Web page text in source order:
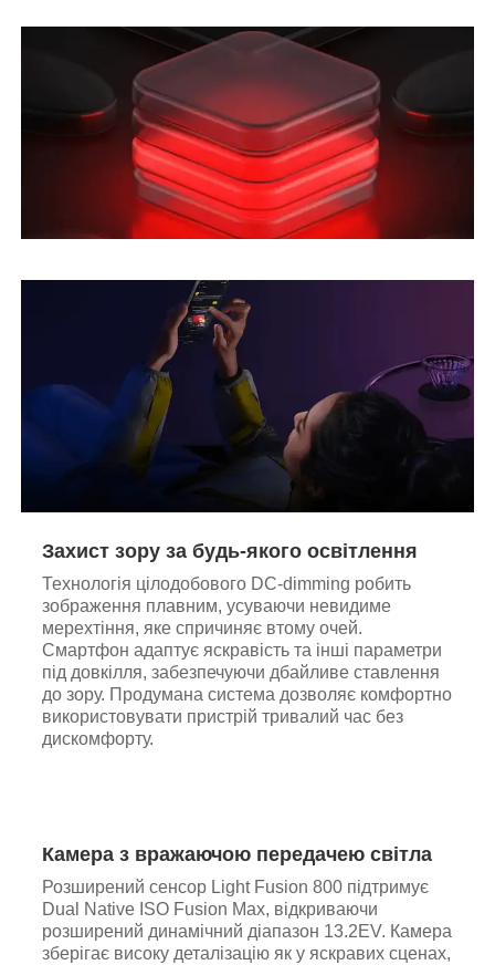
Захист зору за будь-якого освітлення
Технологія цілодобового DC-dimming робить
зображення плавним, усуваючи невидиме
мерехтіння, яке спричиняє втому очей.
Смартфон адаптує яскравість та інші параметри
під довкілля, забезпечуючи дбайливе ставлення
до зору. Продумана система дозволяє комфортно
використовувати пристрій тривалий час без
дискомфорту.
Камера з вражаючою передачею світла
Розширений сенсор Light Fusion 800 підтримує
Dual Native ISO Fusion Max, відкриваючи
розширений динамічний діапазон 13.2EV. Камера
зберігає високу деталізацію як у яскравих сценах,